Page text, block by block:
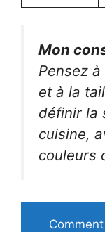
Mon
Pensez
et à la
définir la
cuisine,
couleurs